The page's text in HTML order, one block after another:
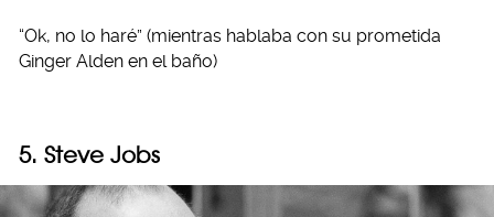
“Ok, no lo haré” (mientras hablaba con su prometida
Ginger Alden en el baño)
5. Steve Jobs